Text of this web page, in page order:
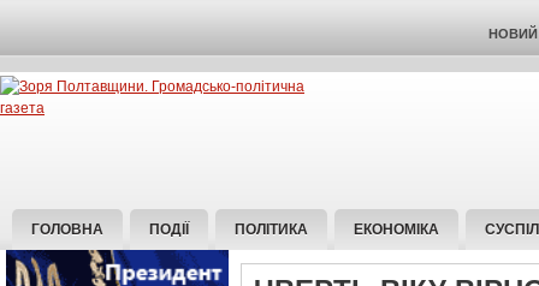
НОВИЙ
ГОЛОВНА ПОДІЇ ПОЛІТИКА ЕКОНОМІКА